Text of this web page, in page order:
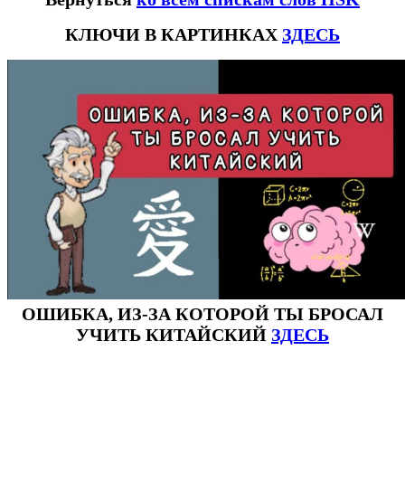
КЛЮЧИ В КАРТИНКАХ ЗДЕСЬ
ОШИБКА, ИЗ-ЗА КОТОРОЙ ТЫ БРОСАЛ
УЧИТЬ КИТАЙСКИЙ ЗДЕСЬ